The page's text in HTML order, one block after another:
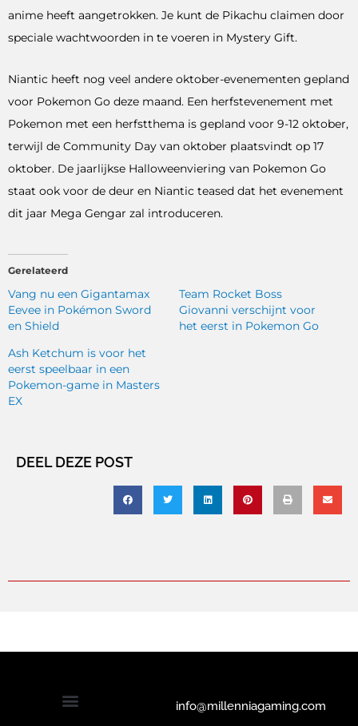
anime heeft aangetrokken. Je kunt de Pikachu claimen door
speciale wachtwoorden in te voeren in Mystery Gift.
Niantic heeft nog veel andere oktober-evenementen gepland
voor Pokemon Go deze maand. Een herfstevenement met
Pokemon met een herfstthema is gepland voor 9-12 oktober,
terwijl de Community Day van oktober plaatsvindt op 17
oktober. De jaarlijkse Halloweenviering van Pokemon Go
staat ook voor de deur en Niantic teased dat het evenement
dit jaar Mega Gengar zal introduceren.
Gerelateerd
Vang nu een Gigantamax
Eevee in Pokémon Sword
en Shield
Team Rocket Boss
Giovanni verschijnt voor
het eerst in Pokemon Go
Ash Ketchum is voor het
eerst speelbaar in een
Pokemon-game in Masters
EX
DEEL DEZE POST
info@millenniagaming.com